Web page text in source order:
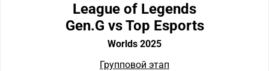
League of Legends
Gen.G vs Top Esports
Worlds 2025
Групповой этап